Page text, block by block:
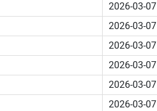
2026-03-07
2026-03-07
2026-03-07
2026-03-07
2026-03-07
2026-03-07